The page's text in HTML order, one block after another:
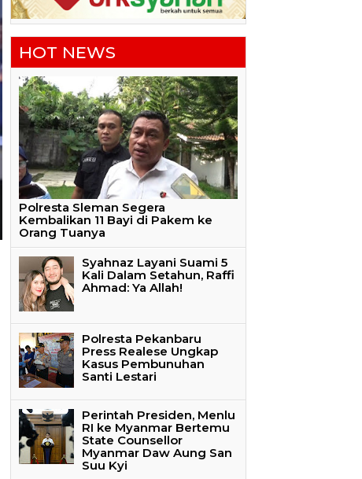
HOT NEWS
Polresta Sleman Segera
Kembalikan 11 Bayi di Pakem ke
Orang Tuanya
Syahnaz Layani Suami 5
Kali Dalam Setahun, Raffi
Ahmad: Ya Allah!
Polresta Pekanbaru
Press Realese Ungkap
Kasus Pembunuhan
Santi Lestari
Perintah Presiden, Menlu
RI ke Myanmar Bertemu
State Counsellor
Myanmar Daw Aung San
Suu Kyi